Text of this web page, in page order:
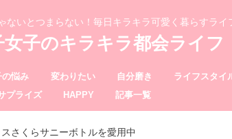
ないとつまらない！毎日キラキラ可愛く暮らすライ
女子のキラキラ都会ライフ
の悩み 変わりたい 自分磨き
ライフスタイ
プライズ HAPPY 記事一覧
さくらサニーボトルを愛用中